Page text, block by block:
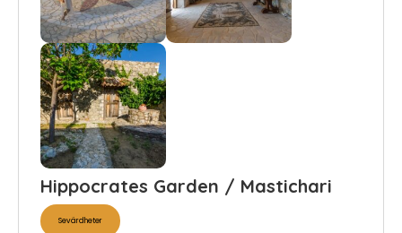
Hippocrates Garden / Mastichari
Sevärdheter